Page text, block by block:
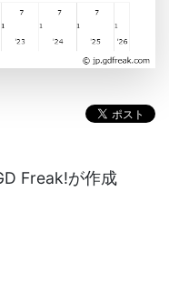
Freak!が作成